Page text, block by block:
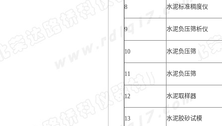
8 水泥标准稠度仪
9 水泥负压筛析仪
10 水泥负压筛
11 水泥负压筛
12 水泥取样器
13 水泥胶砂试模